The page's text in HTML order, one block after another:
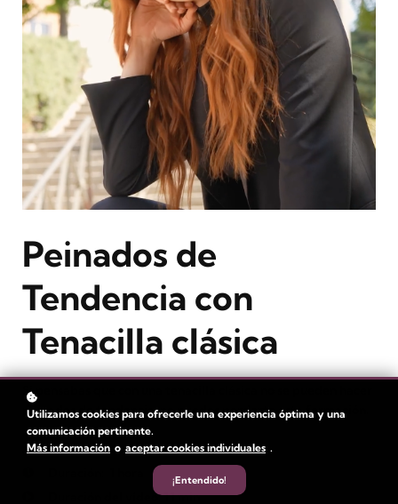
Peinados de
Tendencia con
Tenacilla clásica
Si pensabas que con una tenacilla clásica no se pueden hacer
peinados de tendencia, no puedes perderte esta formación.
Nivel: Intermedio
Duración del vídeo: 11 min
Utilizamos cookies para ofrecerle una experiencia óptima y una
comunicación pertinente.
Más información o aceptar cookies individuales .
¡Entendido!